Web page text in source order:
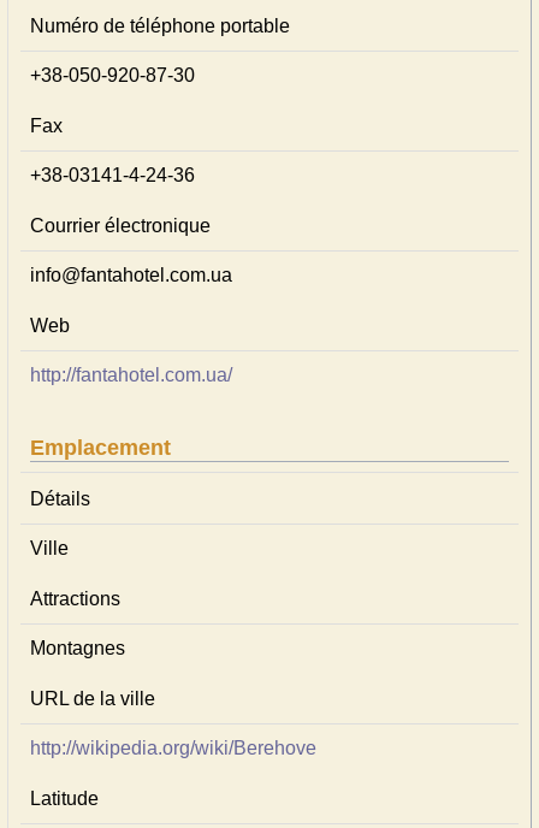
Numéro de téléphone portable
+38-050-920-87-30
Fax
+38-03141-4-24-36
Courrier électronique
info@fantahotel.com.ua
Web
http://fantahotel.com.ua/
Emplacement
Détails
Ville
Attractions
Montagnes
URL de la ville
http://wikipedia.org/wiki/Berehove
Latitude